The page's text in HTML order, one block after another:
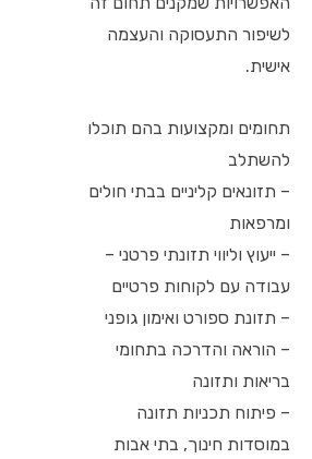
לשיפור התעסוקה והעצמה
אישית.
תחומים ומקצועות בהם תוכלו
להשתלב
– תזונאים קליניים בבתי חולים
ומרפאות
– ייעוץ וליווי תזונתי פרטני –
עבודה עם לקוחות פרטיים
– תזונת ספורט ואימון גופני
– הוראה והדרכה בתחומי
בריאות ותזונה
– פיתוח תכניות תזונה
במוסדות חינוך, בתי אבות